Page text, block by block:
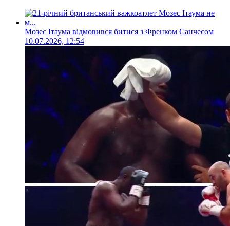
Мозес Ітаума відмовився битися з Френком Санчесом
10.07.2026, 12:54